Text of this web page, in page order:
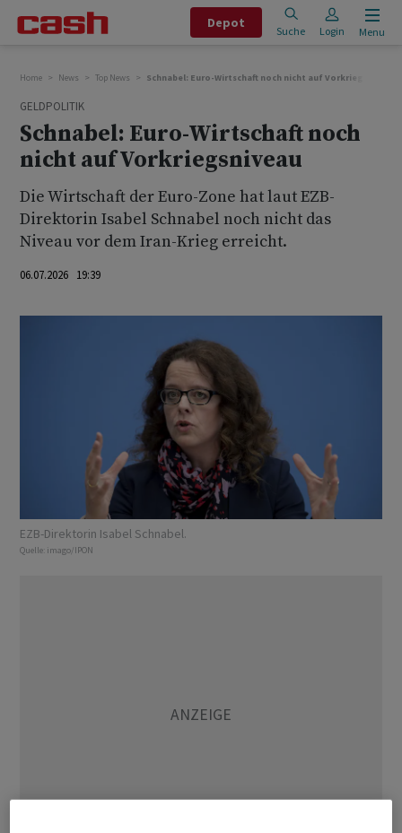
Depot
Suche Login Menu
Home News Top News Schnabel: Euro-Wirtschaft noch nicht auf Vorkriegsniveau
GELDPOLITIK
Schnabel: Euro-Wirtschaft noch
nicht auf Vorkriegsniveau
Die Wirtschaft der Euro-Zone hat laut EZB-
Direktorin Isabel Schnabel noch nicht das
Niveau vor dem Iran-Krieg erreicht.
06.07.2026 19:39
EZB-Direktorin Isabel Schnabel.
Quelle: imago/IPON